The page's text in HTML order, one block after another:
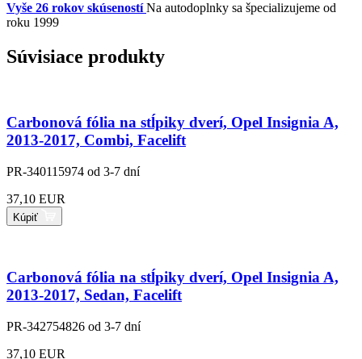
Vyše 26 rokov skúseností Na autodoplnky sa špecializujeme od
roku 1999
Súvisiace produkty
Carbonová fólia na stĺpiky dverí, Opel Insignia A,
2013-2017, Combi, Facelift
PR-340115974 od 3-7 dní
37,10 EUR
Kúpiť
Carbonová fólia na stĺpiky dverí, Opel Insignia A,
2013-2017, Sedan, Facelift
PR-342754826 od 3-7 dní
37,10 EUR